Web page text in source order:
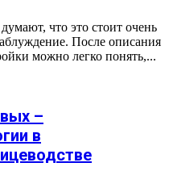
что это стоит очень
После описания
можно легко понять,...
–
в